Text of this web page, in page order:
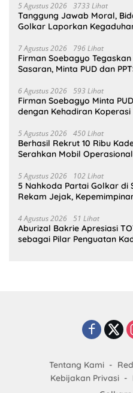
5 Agustus 2026 3733 Lihat
Tanggung Jawab Moral,
Golkar Laporkan
7 Agustus 2026 796 Lihat
Firman Soebagyo
Sasaran, Minta PUD dan
6 Agustus 2026 593 Lihat
Firman Soebagyo Minta
dengan Kehadiran Koperasi
5 Agustus 2026 450 Lihat
Berhasil Rekrut 10 Ribu
Serahkan Mobil
5 Agustus 2026 102 Lihat
5 Nahkoda Partai Golkar di
Rekam Jejak,
4 Agustus 2026 51 Lihat
Aburizal Bakrie Apresiasi
sebagai Pilar Penguatan
Tentang Kami
Kebijakan Privasi